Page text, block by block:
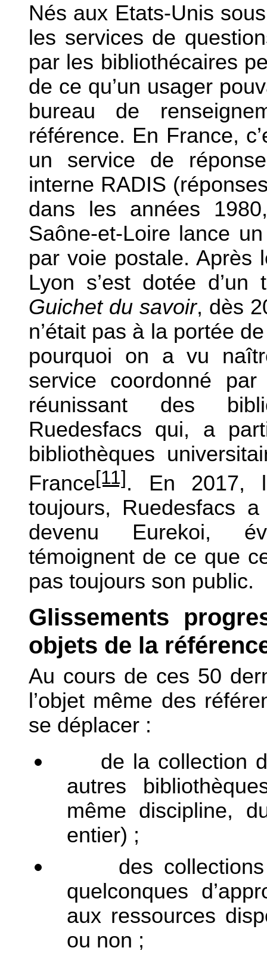
Nés aux Etats-Unis
les services de
par les bibliothécaires
de ce qu’un usager
bureau de
référence. En France,
un service de
interne RADIS
dans les années
Saône-et-Loire lance
par voie postale. Après
Lyon s’est dotée
Guichet du savoir, dès
n’était pas à la portée
pourquoi on a vu
service coordonné
réunissant des
Ruedesfacs qui, a
bibliothèques
France[11]. En 2017,
toujours, Ruedesfacs
devenu Eurekoi,
témoignent de ce que
pas toujours son public.
Glissements
objets de la
Au cours de ces 50
l’objet même des
se déplacer :
de la collection
autres
même discipline,
entier) ;
des
quelconques
aux ressources
ou non ;